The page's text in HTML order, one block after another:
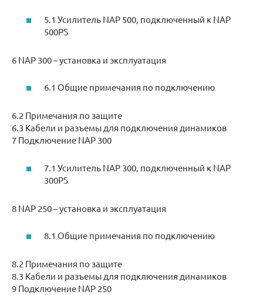
5.1 Усилитель NAP 500, подключенный к NAP
500PS
6 NAP 300 – установка и эксплуатация
6.1 Общие примечания по подключению
6.2 Примечания по защите
6.3 Кабели и разъемы для подключения динамиков
7 Подключение NAP 300
7.1 Усилитель NAP 300, подключенный к NAP
300PS
8 NAP 250 – установка и эксплуатация
8.1 Общие примечания по подключению
8.2 Примечания по защите
8.3 Кабели и разъемы для подключения динамиков
9 Подключение NAP 250